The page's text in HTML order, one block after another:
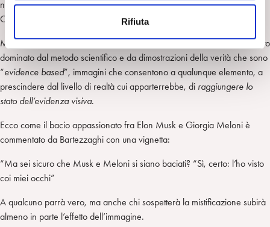
s
Rifiuta
non aveva bisogno di essere verificata con un esperimento scientifico.
Oggi l’AI recupera la coesistenza di mito e realtà in un unico universo.
Ma ciò che l’AI fa in un modo del tutto inedito è immettere, in un contesto
dominato dal metodo scientifico e da dimostrazioni della verità che sono
“evidence based”, immagini che consentono a qualunque elemento, a
prescindere dal livello di realtà cui apparterrebbe, di raggiungere lo
stato dell’evidenza visiva.
Ecco come il bacio appassionato fra Elon Musk e Giorgia Meloni è
commentato da Bartezzaghi con una vignetta:
“Ma sei sicuro che Musk e Meloni si siano baciati? “Sì, certo: l’ho visto
coi miei occhi”
A qualcuno parrà vero, ma anche chi sospetterà la mistificazione subirà
almeno in parte l’effetto dell’immagine.